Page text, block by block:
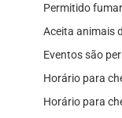
Permitido
Aceita animais
Eventos são
Horário para
Horário para